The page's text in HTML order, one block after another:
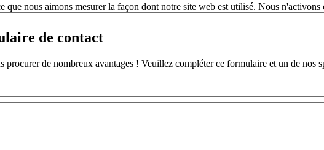
que nous aimons mesurer la façon dont notre site web est utilisé. Nous
de contact
de nombreux avantages ! Veuillez compléter ce formulaire et un de nos